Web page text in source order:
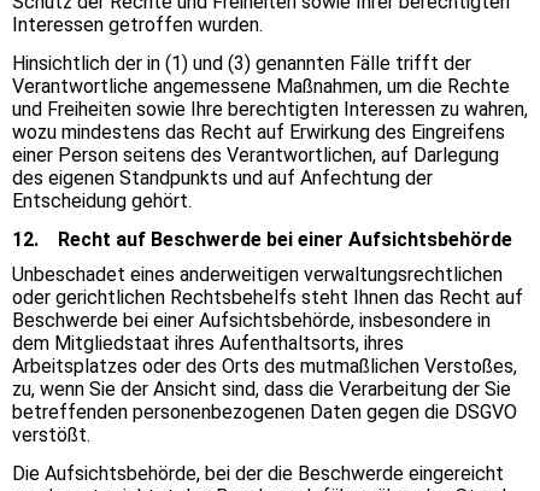
Interessen getroffen wurden.
Hinsichtlich der in (1) und (3) genannten Fälle trifft der
Verantwortliche angemessene Maßnahmen, um die Rechte
und Freiheiten sowie Ihre berechtigten Interessen zu wahren,
wozu mindestens das Recht auf Erwirkung des Eingreifens
einer Person seitens des Verantwortlichen, auf Darlegung
des eigenen Standpunkts und auf Anfechtung der
Entscheidung gehört.
12. Recht auf Beschwerde bei einer Aufsichtsbehörde
Unbeschadet eines anderweitigen verwaltungsrechtlichen
oder gerichtlichen Rechtsbehelfs steht Ihnen das Recht auf
Beschwerde bei einer Aufsichtsbehörde, insbesondere in
dem Mitgliedstaat ihres Aufenthaltsorts, ihres
Arbeitsplatzes oder des Orts des mutmaßlichen Verstoßes,
zu, wenn Sie der Ansicht sind, dass die Verarbeitung der Sie
betreffenden personenbezogenen Daten gegen die DSGVO
verstößt.
Die Aufsichtsbehörde, bei der die Beschwerde eingereicht